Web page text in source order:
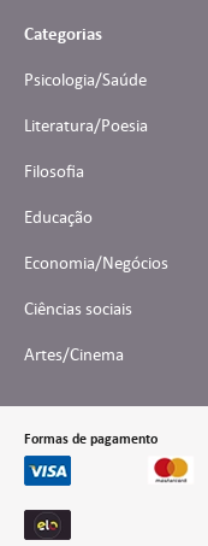
Categorias
Psicologia/Saúde
Literatura/Poesia
Filosofia
Educação
Economia/Negócios
Ciências sociais
Artes/Cinema
Formas de pagamento